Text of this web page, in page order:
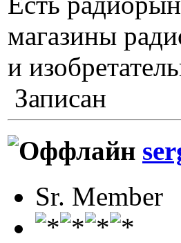
магазины
и
Записан
Sr. Member